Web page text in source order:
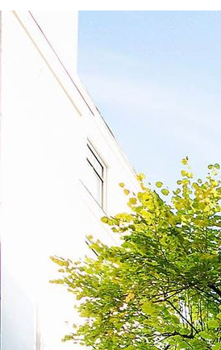
- anmäl ditt intresse på annonsen så